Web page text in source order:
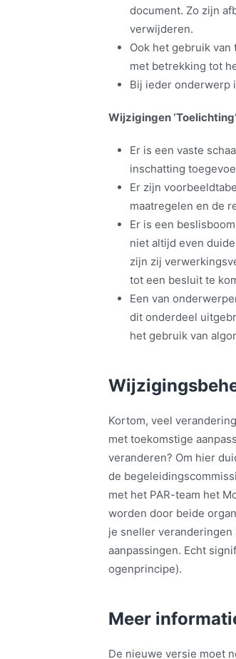
document. Zo zijn
verwijderen.
Ook het gebruik
met betrekking tot
Bij ieder onderwerp
Wijzigingen ‘Toelichting’
Er is een vaste
inschatting
Er zijn
maatregelen en de
Er is een
niet altijd even
zijn zij
tot een besluit te
Een van
dit onderdeel
het gebruik van
Kortom, veel
met toekomstige
veranderen? Om hier
de
met het PAR-team het
worden door beide
je sneller
aanpassingen. Echt
ogenprincipe).
Meer
De nieuwe versie moet